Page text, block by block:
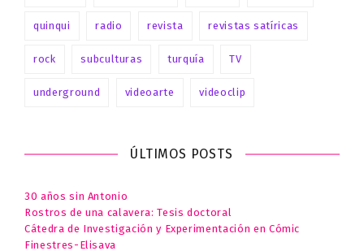
quinqui radio revista revistas satíricas
rock subculturas turquía TV
underground videoarte videoclip
ÚLTIMOS POSTS
30 años sin Antonio
Rostros de una calavera: Tesis doctoral
Cátedra de Investigación y Experimentación en Cómic
Finestres-Elisava